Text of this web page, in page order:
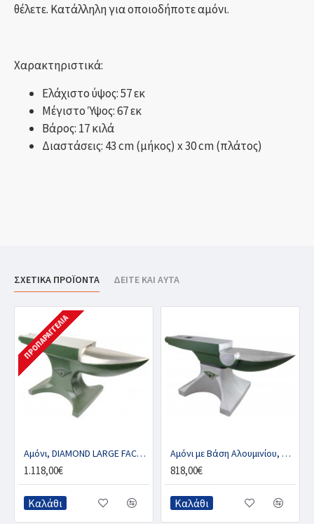
θέλετε. Κατάλληλη για οποιοδήποτε αμόνι.
Χαρακτηριστικά:
Ελάχιστο ύψος: 57 εκ
Μέγιστο Ύψος: 67 εκ
Βάρος: 17 κιλά
Διαστάσεις: 43 cm (μήκος) x 30 cm (πλάτος)
ΣΧΕΤΙΚΑ ΠΡΟΪΟΝΤΑ ΔΕΙΤΕ ΚΑΙ ΑΥΤΑ
ΠΡΟΠΑΡΑΓΓΕΛΊΑ
Αμόνι, DIAMOND LARGE FACE – 38kg
1.118,00€
Καλάθι
Αμόνι με Βάση Αλουμινίου, DIAMOND MEDIUM FACE – 21kg
818,00€
Καλάθι